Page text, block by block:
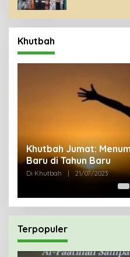
Khutbah
Khutbah Jumat:
Baru di Tahun Baru
Di Khutbah 21/07/2023
Terpopuler